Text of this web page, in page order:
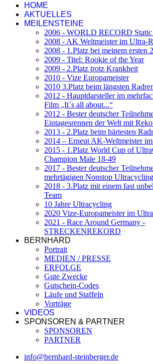
HOME
AKTUELLES
MEILENSTEINE
2006 - WORLD RECORD
2008 - AK Weltmeister im Ultra-
2008 - 1.Platz bei meinem ersten
2009 - Titel: Rookie of the Year
2009 - 2.Platz trotz Krankheit
2010 - Vize Europameister
2010 3.Platz beim längsten
2012 - Hauptdarsteller im
Film „It´s all about...“
2012 - Bester deutscher
Eintagesrennen der Welt mit
2013 - 2.Platz beim härtesten
2014 – Erneut AK-Weltmeister
2015 - 1.Platz World Cup of
Champion Male 18-49
2017 - Bester deutscher
mehrtägigen Nonstop
2018 - 3.Platz mit einem fast
Team
10 Jahre Ultracycling
2020 Vize-Europameister im
2021 - Race Around Germany -
STRECKENREKORD
BERNHARD
Portrait
MEDIEN / PRESSE
ERFOLGE
Gute Zwecke
Gutschein-Codes
Läufe und Staffeln
Vorträge
VIDEOS
SPONSOREN & PARTNER
SPONSOREN
PARTNER
info@bernhard-steinberger.de